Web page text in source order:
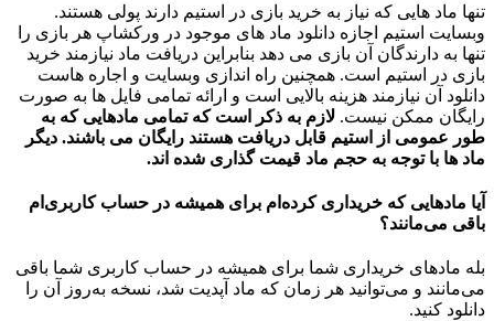
تنها ماد هایی که نیاز به خرید بازی در استیم دارند پولی هستند.
وبسایت استیم اجازه دانلود ماد های موجود در ورکشاپ هر بازی را
تنها به دارندگان آن بازی می دهد بنابراین دریافت ماد نیازمند خرید
بازی در استیم است. همچنین راه اندازی وبسایت و اجاره هاست
دانلود آن نیازمند هزینه بالایی است و ارائه تمامی فایل ها به صورت
رایگان ممکن نیست. لازم به ذکر است که تمامی مادهایی که به
طور عمومی از استیم قابل دریافت هستند رایگان می باشند. دیگر
ماد ها با توجه به حجم ماد قیمت گذاری شده اند.
آیا مادهایی که خریداری کرده‌ام برای همیشه در حساب‌ کاربری‌ام
باقی می‌مانند؟
بله مادهای خریداری شما برای همیشه در حساب کاربری شما باقی
می‌مانند و می‌توانید هر زمان که ماد آپدیت شد، نسخه به‌روز آن را
دانلود کنید.